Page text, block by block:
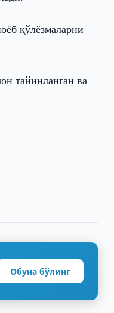
қўлёзмаларни
тайинланган ва
Обуна бўлинг